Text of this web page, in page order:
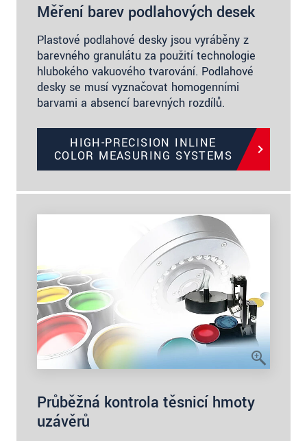
Měření barev podlahových desek
Plastové podlahové desky jsou vyráběny z
barevného granulátu za použití technologie
hlubokého vakuového tvarování. Podlahové
desky se musí vyznačovat homogenními
barvami a absencí barevných rozdílů.
HIGH-PRECISION INLINE
COLOR MEASURING SYSTEMS
Průběžná kontrola těsnicí hmoty
uzávěrů